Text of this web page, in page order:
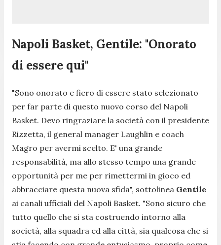
Napoli Basket, Gentile: "Onorato
di essere qui"
"Sono onorato e fiero di essere stato selezionato
per far parte di questo nuovo corso del Napoli
Basket. Devo ringraziare la società con il presidente
Rizzetta, il general manager Laughlin e coach
Magro per avermi scelto. E' una grande
responsabilità, ma allo stesso tempo una grande
opportunità per me per rimettermi in gioco ed
abbracciare questa nuova sfida", sottolinea Gentile
ai canali ufficiali del Napoli Basket. "Sono sicuro che
tutto quello che si sta costruendo intorno alla
società, alla squadra ed alla città, sia qualcosa che si